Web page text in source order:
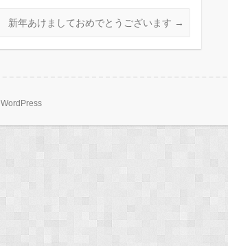
新年あけましておめでとうございます →
WordPress